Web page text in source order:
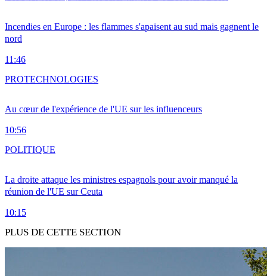
Incendies en Europe : les flammes s'apaisent au sud mais gagnent le
nord
11:46
Au cœur de l'expérience de l'UE sur les influenceurs
10:56
PROTECHNOLOGIES
La droite attaque les ministres espagnols pour avoir manqué la
réunion de l'UE sur Ceuta
10:15
POLITIQUE
PLUS DE CETTE SECTION